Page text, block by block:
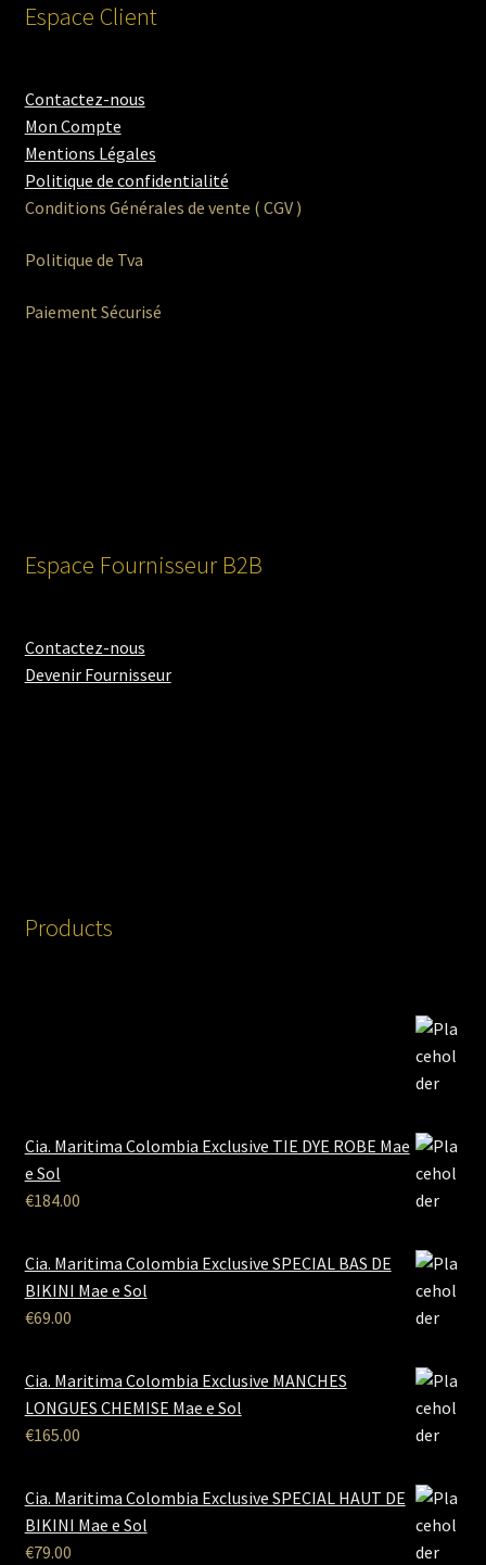
Espace Client
Contactez-nous
Mon Compte
Mentions Légales
Politique de confidentialité
Conditions Générales de vente ( CGV )
Politique de Tva
Paiement Sécurisé
Espace Fournisseur B2B
Contactez-nous
Devenir Fournisseur
Products
Cia. Maritima Colombia Exclusive TIE DYE ROBE Mae
e Sol
€184.00
Cia. Maritima Colombia Exclusive SPECIAL BAS DE
BIKINI Mae e Sol
€69.00
Cia. Maritima Colombia Exclusive MANCHES
LONGUES CHEMISE Mae e Sol
€165.00
Cia. Maritima Colombia Exclusive SPECIAL HAUT DE
BIKINI Mae e Sol
€79.00